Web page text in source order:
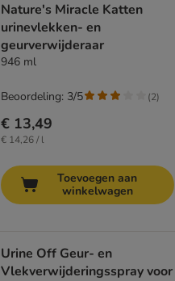
Nature's Miracle Katten
urinevlekken- en
geurverwijderaar
946 ml
€ 13,49
€ 14,26 / l
Beoordeling: 3/5 (2)
Toevoegen aan
winkelwagen
Urine Off Geur- en
Vlekverwijderingsspray voor